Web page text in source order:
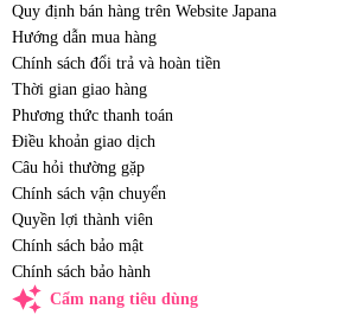
Quy định bán hàng trên Website Japana
Hướng dẫn mua hàng
Chính sách đổi trả và hoàn tiền
Thời gian giao hàng
Phương thức thanh toán
Điều khoản giao dịch
Câu hỏi thường gặp
Chính sách vận chuyển
Quyền lợi thành viên
Chính sách bảo mật
Chính sách bảo hành
auto_awesome Cẩm nang tiêu dùng